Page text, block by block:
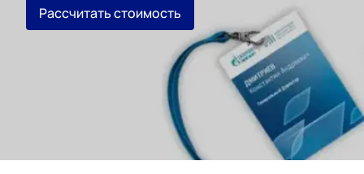
Рассчитать стоимость